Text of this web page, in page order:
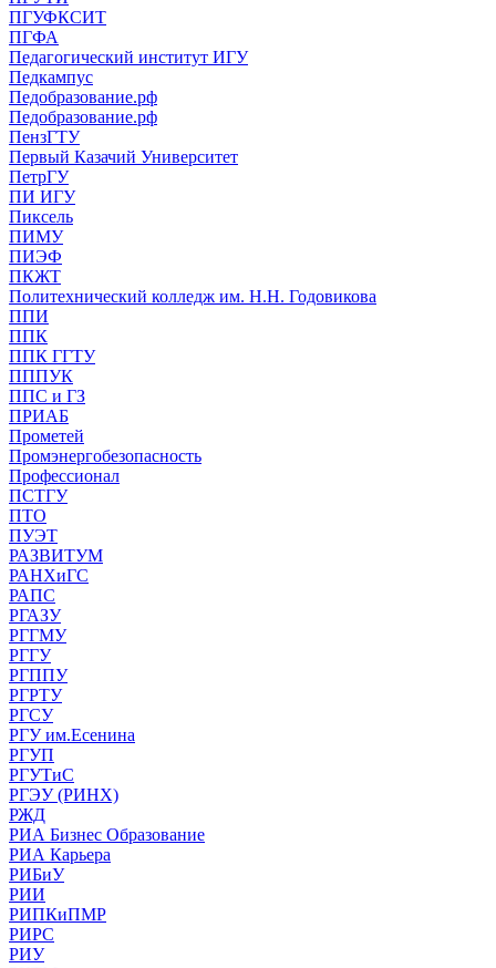
ПГУФКСИТ
ПГФА
Педагогический институт ИГУ
Педкампус
Педобразование.рф
Педобразование.рф
ПензГТУ
Первый Казачий Университет
ПетрГУ
ПИ ИГУ
Пиксель
ПИМУ
ПИЭФ
ПКЖТ
Политехнический колледж им. Н.Н. Годовикова
ППИ
ППК
ППК ГГТУ
ПППУК
ППС и ГЗ
ПРИАБ
Прометей
Промэнергобезопасность
Профессионал
ПСТГУ
ПТО
ПУЭТ
РАЗВИТУМ
РАНХиГС
РАПС
РГАЗУ
РГГМУ
РГГУ
РГППУ
РГРТУ
РГСУ
РГУ им.Есенина
РГУП
РГУТиС
РГЭУ (РИНХ)
РЖД
РИА Бизнес Образование
РИА Карьера
РИБиУ
РИИ
РИПКиПМР
РИРС
РИУ